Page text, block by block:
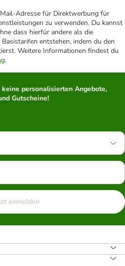
Adresse für Direktwerbung für
zu verwenden. Du kannst
dass hierfür andere als die
entstehen, indem du den
Weitere Informationen findest du
.
keine personalisierten Angebote,
Gutscheine!
anmelden